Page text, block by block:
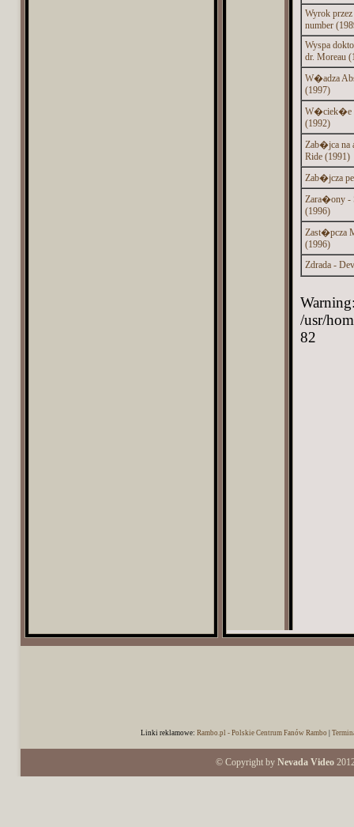
Wyrok
number
Wyspa
dr. Moreau
W�adza
(1997)
W�ciek�e
(1992)
Zab�jca na
Ride (1991)
Zab�jcza
Zara�ony -
(1996)
Zast�pcza
(1996)
Zdrada -
/usr/
82
Linki reklamowe: Rambo.pl - Polskie Centrum Fanów Rambo
© Copyright by Nevada Video